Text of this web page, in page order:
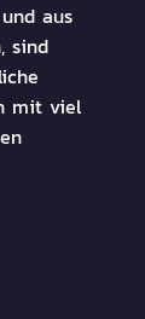
aus
sind
mit viel